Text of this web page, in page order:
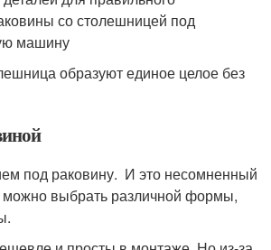
образуют единое целое без
под раковину. И это несомненный
выбрать различной формы,